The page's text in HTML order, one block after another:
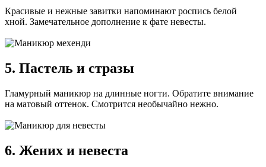
Красивые и нежные завитки напоминают роспись белой
хной. Замечательное дополнение к фате невесты.
5. Пастель и стразы
Гламурный маникюр на длинные ногти. Обратите внимание
на матовый оттенок. Смотрится необычайно нежно.
6. Жених и невеста